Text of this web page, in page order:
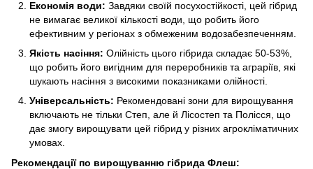
Економія води: Завдяки своїй посухостійкості, цей гібрид
не вимагає великої кількості води, що робить його
ефективним у регіонах з обмеженим водозабезпеченням.
Якість насіння: Олійність цього гібрида складає 50-53%,
що робить його вигідним для переробників та аграріїв, які
шукають насіння з високими показниками олійності.
Універсальність: Рекомендовані зони для вирощування
включають не тільки Степ, але й Лісостеп та Полісся, що
дає змогу вирощувати цей гібрид у різних агрокліматичних
умовах.
Рекомендації по вирощуванню гібрида Флеш: